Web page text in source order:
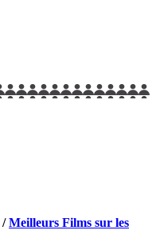
/Meilleurs Films sur les